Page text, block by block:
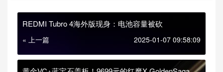
REDMI Tubro 4海外版现身：电池容量被砍
« 上一篇 2025-01-07 09:58:09